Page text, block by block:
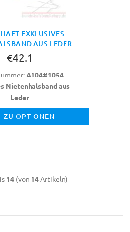
EXKLUSIVES
AUS LEDER
€42.1
A104#1054
Nietenhalsband aus
Leder
ZU OPTIONEN
14 (von 14Artikeln)